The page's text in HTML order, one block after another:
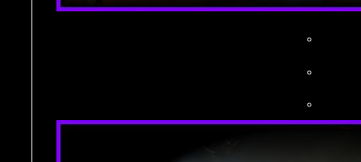
。
。
。